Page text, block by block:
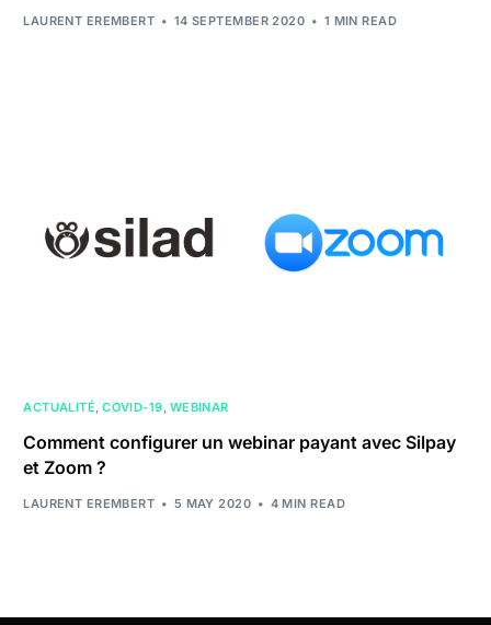
LAURENT EREMBERT 14 SEPTEMBER 2020 1 MIN READ
ACTUALITÉ,COVID-19, WEBINAR
Comment configurer un webinar payant avec Silpay
et Zoom ?
LAURENT EREMBERT 5 MAY 2020 4 MIN READ